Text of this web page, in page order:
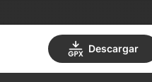
Descargar